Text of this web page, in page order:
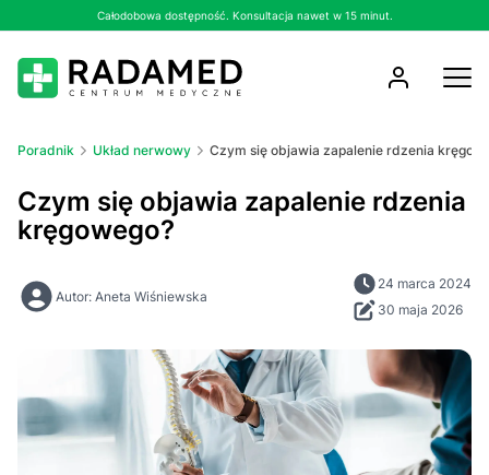
Całodobowa dostępność. Konsultacja nawet w 15 minut.
Poradnik Układ nerwowy Czym się objawia zapalenie rdzenia
Czym się objawia zapalenie rdzenia
kręgowego?
Autor: Aneta Wiśniewska
24 marca 2024
30 maja 2026